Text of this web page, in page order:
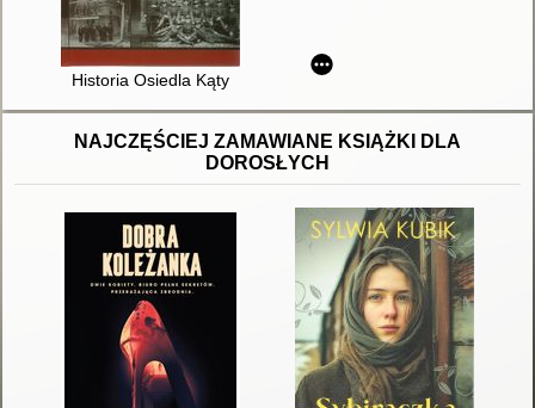
Historia Osiedla Kąty
NAJCZĘŚCIEJ ZAMAWIANE KSIĄŻKI DLA
DOROSŁYCH